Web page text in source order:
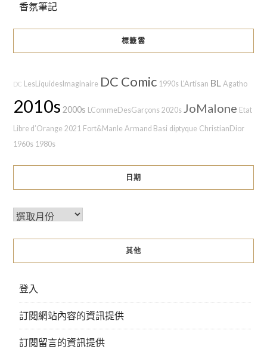
香氛筆記
標籤雲
DC LesLiquidesImaginaire DC Comic 1990s L'Artisan BL Agatho
2010s 2000s LCommeDesGarçons 2020s JoMalone Etat
Libre d’Orange 2021 Fort&Manle Armand Basi diptyque ChristianDior
1960s 1980s
日期
其他
登入
訂閱網站內容的資訊提供
訂閱留言的資訊提供